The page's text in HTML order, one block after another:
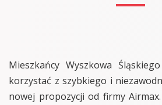
Mieszkańcy Wyszkowa
korzystać z szybkiego i
nowej propozycji od firmy